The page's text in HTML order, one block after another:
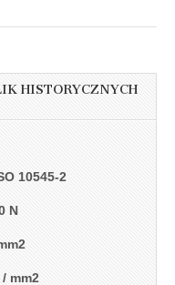
HISTORYCZNYCH
10545-2
N
mm2